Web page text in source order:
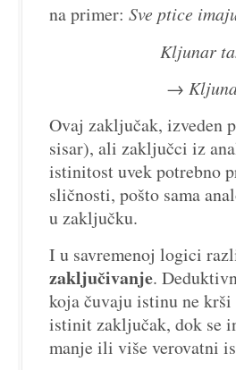
na primer: Sve ptice
Kljunar takođe
→ Kljunar je
Ovaj zaključak, izveden
sisar), ali zaključci iz
istinitost uvek potrebno
sličnosti, pošto sama
u zaključku.
I u savremenoj logici
zaključivanje.
koja čuvaju istinu ne
istinit zaključak, dok se
manje ili više verovatni